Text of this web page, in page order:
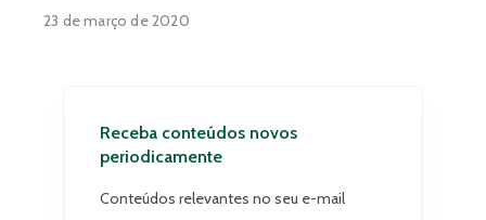
23 de março de 2020
Receba conteúdos novos
periodicamente
Conteúdos relevantes no seu e-mail